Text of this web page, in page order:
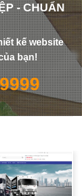
- CHUẨN
kế website
bạn!